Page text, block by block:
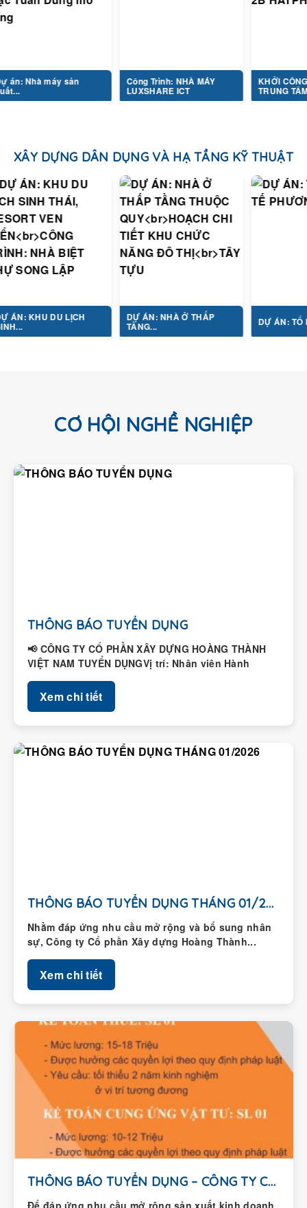
máy sản Công Trình: NHÀ MÁY
LUXSHARE ICT
KHỞI CÔNG DỰ ÁN
TRUNG TÂM...
XÂY DỰNG DÂN DỤNG VÀ HẠ TẦNG KỸ THUẬT
DU LỊCH DỰ ÁN: NHÀ Ở THẤP DỰ ÁN: TỔ HỢP Y
CƠ HỘI NGHỀ NGHIỆP
THÔNG BÁO TUYỂN DỤNG
📢 CÔNG TY CỔ PHẦN XÂY DỰNG HOÀNG THÀNH
VIỆT NAM TUYỂN DỤNGVị trí: Nhân viên Hành
chính – Nhân...
Xem chi tiết
THÔNG BÁO TUYỂN DỤNG THÁNG 01/2026
Nhằm đáp ứng nhu cầu mở rộng và bổ sung nhân
sự, Công ty Cổ phần Xây dựng Hoàng Thành...
Xem chi tiết
THÔNG BÁO TUYỂN DỤNG – CÔNG TY CỔ...